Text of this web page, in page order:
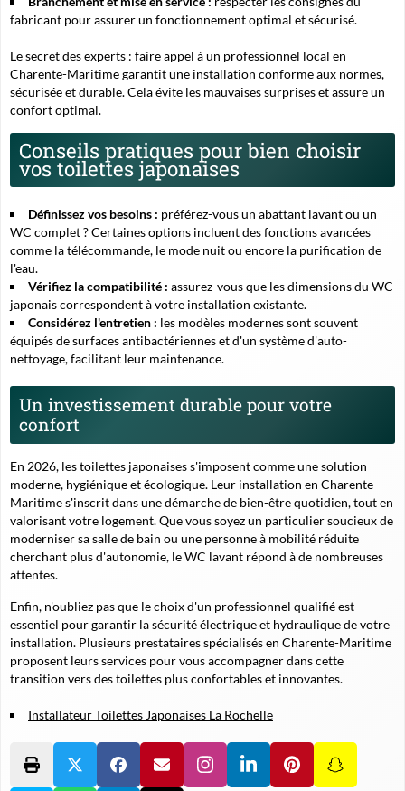
fabricant pour assurer un fonctionnement optimal et sécurisé.
Le secret des experts : faire appel à un professionnel local en
Charente-Maritime garantit une installation conforme aux normes,
sécurisée et durable. Cela évite les mauvaises surprises et assure un
confort optimal.
Conseils pratiques pour bien choisir
vos toilettes japonaises
Définissez vos besoins : préférez-vous un abattant lavant ou un
WC complet ? Certaines options incluent des fonctions avancées
comme la télécommande, le mode nuit ou encore la purification de
l'eau.
Vérifiez la compatibilité : assurez-vous que les dimensions du WC
japonais correspondent à votre installation existante.
Considérez l'entretien : les modèles modernes sont souvent
équipés de surfaces antibactériennes et d'un système d'auto-
nettoyage, facilitant leur maintenance.
Un investissement durable pour votre
confort
En 2026, les toilettes japonaises s'imposent comme une solution
moderne, hygiénique et écologique. Leur installation en Charente-
Maritime s'inscrit dans une démarche de bien-être quotidien, tout en
valorisant votre logement. Que vous soyez un particulier soucieux de
moderniser sa salle de bain ou une personne à mobilité réduite
cherchant plus d'autonomie, le WC lavant répond à de nombreuses
attentes.
Enfin, n'oubliez pas que le choix d'un professionnel qualifié est
essentiel pour garantir la sécurité électrique et hydraulique de votre
installation. Plusieurs prestataires spécialisés en Charente-Maritime
proposent leurs services pour vous accompagner dans cette
transition vers des toilettes plus confortables et innovantes.
Installateur Toilettes Japonaises La Rochelle